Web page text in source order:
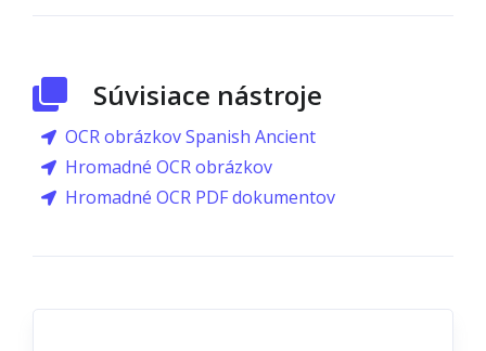
Súvisiace nástroje
OCR obrázkov Spanish Ancient
Hromadné OCR obrázkov
Hromadné OCR PDF dokumentov